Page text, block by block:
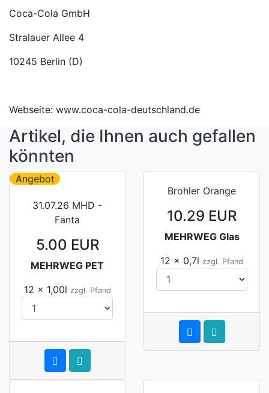
Coca-Cola GmbH
Stralauer Allee 4
10245 Berlin (D)
Webseite: www.coca-cola-deutschland.de
Artikel, die Ihnen auch gefallen
könnten
Angebot
31.07.26 MHD -
Fanta
5.00 EUR
MEHRWEG PET
12 x 1,00l zzgl. Pfand
Brohler Orange
10.29 EUR
MEHRWEG Glas
12 x 0,7l zzgl. Pfand